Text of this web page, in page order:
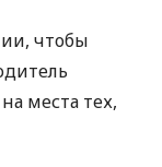
чтобы
места тех,